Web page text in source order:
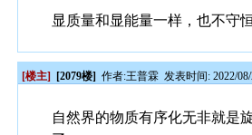
显质量和显能量一样，也不守恒
[楼主] [2079楼] 作者:王普霖 发表时间: 2022/
自然界的物质有序化无非就是